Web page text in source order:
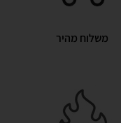
משלוח מהיר